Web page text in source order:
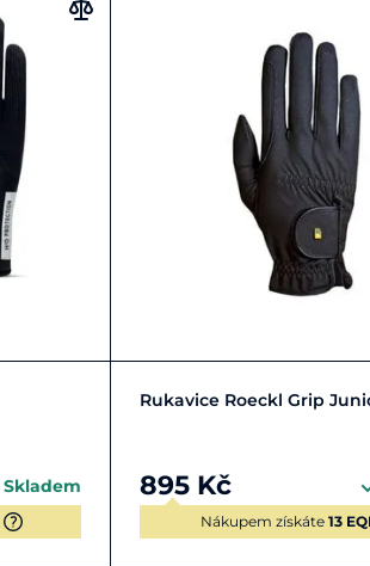
pračce na 30 stupňů Celsia.
Skladem
Zobrazit detail
Rukavice Roeckl Grip
895 Kč
Nákupem získáte 13